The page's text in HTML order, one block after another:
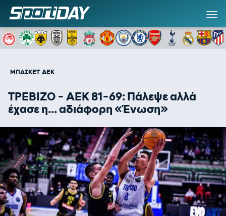
ΜΠΑΣΚΕΤ ΑΕΚ
ΤΡΕΒΙΖΟ - ΑΕΚ 81-69: Πάλεψε αλλά
έχασε η... αδιάφορη «Ένωση»